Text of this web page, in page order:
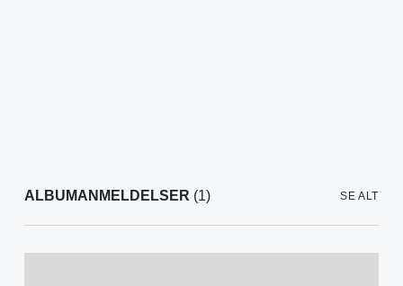
ALBUMANMELDELSER (1) SE ALT